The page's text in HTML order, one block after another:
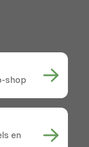
shop
en